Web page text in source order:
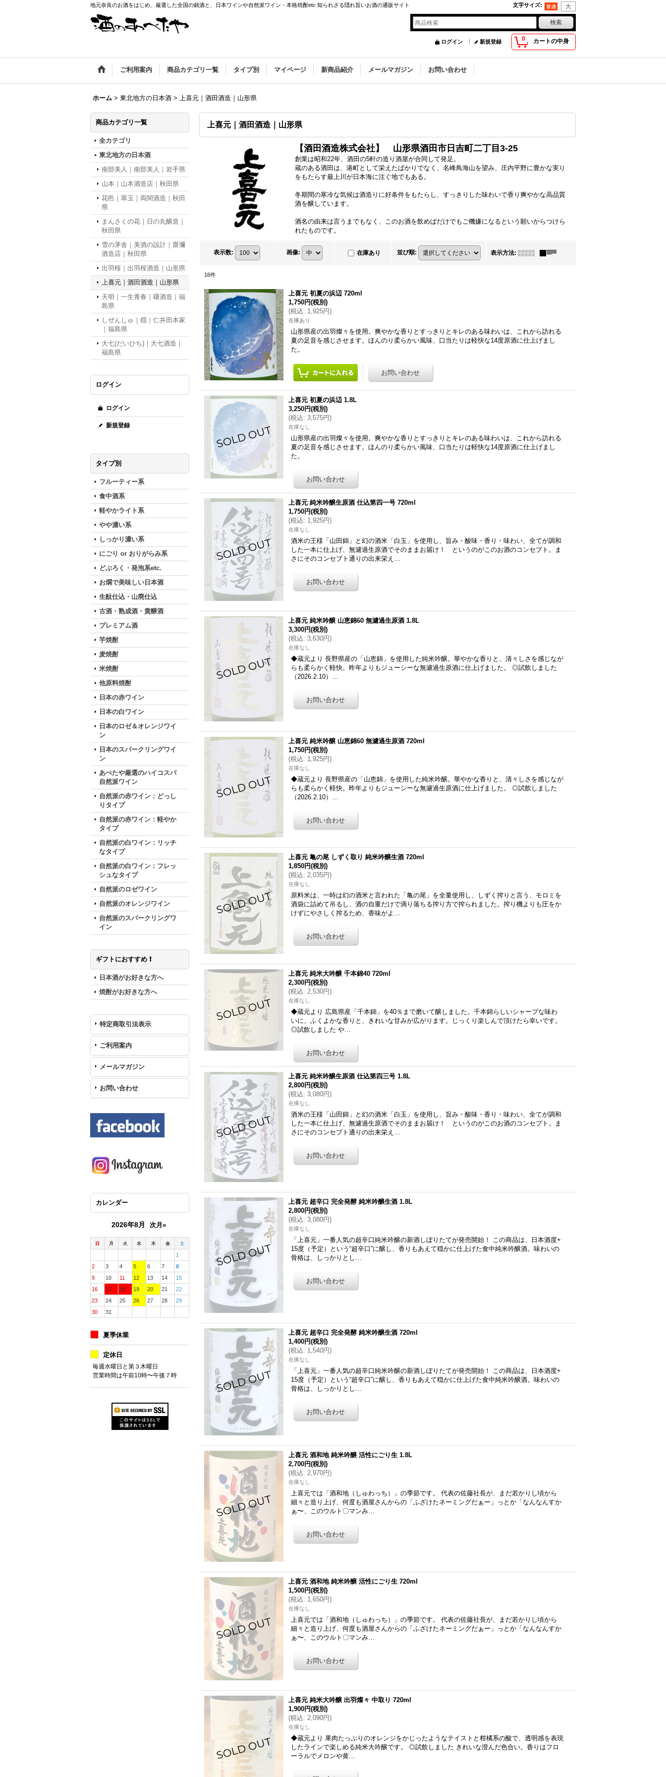
地元奈良のお酒をはじめ、厳選した全国の銘酒と、日本ワインや自然派ワイン・本格焼酎etc 知られざる隠れ旨いお酒の通販サイト 文字サイズ:
0 カートの中身
ログイン 新規登録
ご利用案内 商品カテゴリ一覧 タイプ別 マイページ 新商品紹介 メールマガジン お問い合わせ
ホーム > 東北地方の日本酒 > 上喜元｜酒田酒造｜山形県
商品カテゴリ一覧
全カテゴリ
東北地方の日本酒
南部美人｜南部美人｜岩手県
山本｜山本酒造店｜秋田県
花邑｜翠玉｜両関酒造｜秋田
県
まんさくの花｜日の丸醸造｜
秋田県
雪の茅舎｜美酒の設計｜齋彌
酒造店｜秋田県
出羽桜｜出羽桜酒造｜山形県
上喜元｜酒田酒造｜山形県
天明｜一生青春｜曙酒造｜福
島県
しぜんしゅ｜穏｜仁井田本家
｜福島県
大七(だいひち)｜大七酒造｜
福島県
ログイン
ログイン
新規登録
タイプ別
フルーティー系
食中酒系
軽やかライト系
やや濃い系
しっかり濃い系
にごり or おりがらみ系
どぶろく・発泡系etc.
お燗で美味しい日本酒
生酛仕込・山廃仕込
古酒・熟成酒・貴醸酒
プレミアム酒
芋焼酎
麦焼酎
米焼酎
他原料焼酎
日本の赤ワイン
日本の白ワイン
日本のロゼ＆オレンジワイ
ン
日本のスパークリングワイ
ン
あべたや厳選のハイコスパ
自然派ワイン
自然派の赤ワイン：どっし
りタイプ
自然派の赤ワイン：軽やか
タイプ
自然派の白ワイン：リッチ
なタイプ
自然派の白ワイン：フレッ
シュなタイプ
自然派のロゼワイン
自然派のオレンジワイン
自然派のスパークリングワ
イン
ギフトにおすすめ ❗️
日本酒がお好きな方へ
焼酎がお好きな方へ
特定商取引法表示
ご利用案内
メールマガジン
お問い合わせ
カレンダー
2026年8月 次月»
日 月 火 水 木 金 土
1
2
3 4 5 6 7
8
9
10 11 12 13 14
15
16
17 18 19 20 21
22
23
24 25 26 27 28
29
30
31
夏季休業
定休日
毎週水曜日と第３木曜日
営業時間は午前10時〜午後７時
上喜元｜酒田酒造｜山形県
【酒田酒造株式会社】 山形県酒田市日吉町二丁目3-25
創業は昭和22年、酒田の5軒の造り酒屋が合同して発足。
蔵のある酒田は、港町として栄えたばかりでなく、名峰鳥海山を望み、庄内平野に豊かな実り
をもたらす最上川が日本海に注ぐ地でもある。
冬期間の寒冷な気候は酒造りに好条件をもたらし、すっきりした味わいで香り爽やかな高品質
酒を醸しています。
酒名の由来は言うまでもなく、このお酒を飲めばだけでもご機嫌になるという願いからつけら
れたものです。
表示数: 画像: 在庫あり 並び順: 表示方法:
16件
上喜元 初夏の浜辺 720ml
1,750円(税別)
(税込: 1,925円)
在庫あり
山形県産の出羽燦々を使用。爽やかな香りとすっきりとキレのある味わいは、これから訪れる
夏の足音を感じさせます。ほんのり柔らかい風味、口当たりは軽快な14度原酒に仕上げまし
た。
上喜元 初夏の浜辺 1.8L
3,250円(税別)
(税込: 3,575円)
在庫なし
山形県産の出羽燦々を使用。爽やかな香りとすっきりとキレのある味わいは、これから訪れる
夏の足音を感じさせます。ほんのり柔らかい風味、口当たりは軽快な14度原酒に仕上げまし
た。
上喜元 純米吟醸生原酒 仕込第四一号 720ml
1,750円(税別)
(税込: 1,925円)
在庫なし
酒米の王様「山田錦」と幻の酒米「白玉」を使用し、旨み・酸味・香り・味わい、全てが調和
した一本に仕上げ、無濾過生原酒でそのままお届け！ というのがこのお酒のコンセプト。ま
さにそのコンセプト通りの出来栄え…
上喜元 純米吟醸 山恵錦60 無濾過生原酒 1.8L
3,300円(税別)
(税込: 3,630円)
在庫なし
◆蔵元より 長野県産の「山恵錦」を使用した純米吟醸。華やかな香りと、清々しさを感じなが
らも柔らかく軽快。昨年よりもジューシーな無濾過生原酒に仕上げました。 ◎試飲しました
（2026.2.10）…
上喜元 純米吟醸 山恵錦60 無濾過生原酒 720ml
1,750円(税別)
(税込: 1,925円)
在庫なし
◆蔵元より 長野県産の「山恵錦」を使用した純米吟醸。華やかな香りと、清々しさを感じなが
らも柔らかく軽快。昨年よりもジューシーな無濾過生原酒に仕上げました。 ◎試飲しました
（2026.2.10）…
上喜元 亀の尾 しずく取り 純米吟醸生酒 720ml
1,850円(税別)
(税込: 2,035円)
在庫なし
原料米は、一時は幻の酒米と言われた「亀の尾」を全量使用し、しずく搾りと言う、モロミを
酒袋に詰めて吊るし、酒の自重だけで滴り落ちる搾り方で搾られました。搾り機よりも圧をか
けずにやさしく搾るため、香味がよ…
上喜元 純米大吟醸 千本錦40 720ml
2,300円(税別)
(税込: 2,530円)
在庫なし
◆蔵元より 広島県産「千本錦」を40％まで磨いて醸しました。千本錦らしいシャープな味わ
いに、ふくよかな香りと、きれいな甘みが広がります。じっくり楽しんで頂けたら幸いです。
◎試飲しました や…
上喜元 純米吟醸生原酒 仕込第四三号 1.8L
2,800円(税別)
(税込: 3,080円)
在庫なし
酒米の王様「山田錦」と幻の酒米「白玉」を使用し、旨み・酸味・香り・味わい、全てが調和
した一本に仕上げ、無濾過生原酒でそのままお届け！ というのがこのお酒のコンセプト。ま
さにそのコンセプト通りの出来栄え…
上喜元 超辛口 完全発酵 純米吟醸生酒 1.8L
2,800円(税別)
(税込: 3,080円)
在庫なし
「上喜元」一番人気の超辛口純米吟醸の新酒しぼりたてが発売開始！ この商品は、日本酒度+
15度（予定）という“超辛口”に醸し、香りもあえて穏かに仕上げた食中純米吟醸酒。味わいの
骨格は、しっかりとし…
上喜元 超辛口 完全発酵 純米吟醸生酒 720ml
1,400円(税別)
(税込: 1,540円)
在庫なし
「上喜元」一番人気の超辛口純米吟醸の新酒しぼりたてが発売開始！ この商品は、日本酒度+
15度（予定）という“超辛口”に醸し、香りもあえて穏かに仕上げた食中純米吟醸酒。味わいの
骨格は、しっかりとし…
上喜元 酒和地 純米吟醸 活性にごり生 1.8L
2,700円(税別)
(税込: 2,970円)
在庫なし
上喜元では「酒和地（しゅわっち）」の季節です。 代表の佐藤社長が、まだ若かりし頃から
細々と造り上げ、何度も酒屋さんからの「ふざけたネーミングだぁー」っとか「なんなんすか
ぁ〜、このウルト〇マンみ…
上喜元 酒和地 純米吟醸 活性にごり生 720ml
1,500円(税別)
(税込: 1,650円)
在庫なし
上喜元では「酒和地（しゅわっち）」の季節です。 代表の佐藤社長が、まだ若かりし頃から
細々と造り上げ、何度も酒屋さんからの「ふざけたネーミングだぁー」っとか「なんなんすか
ぁ〜、このウルト〇マンみ…
上喜元 純米大吟醸 出羽燦々 中取り 720ml
1,900円(税別)
(税込: 2,090円)
在庫なし
◆蔵元より 果肉たっぷりのオレンジをかじったようなテイストと柑橘系の酸で、透明感を表現
したラインで楽しめる純米大吟醸です。 ◎試飲しました きれいな澄んだ色合い。香りはフロ
ーラルでメロンや黄…